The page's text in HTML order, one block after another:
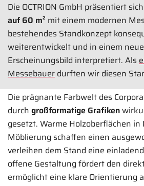
OCTRION GmbH Messestand
60 qm
IFAT 2026 | München
Die OCTRION GmbH präsentiert
auf 60 m² mit einem modernen
bestehendes Standkonzept
weiterentwickelt und in einem
Erscheinungsbild interpretiert. Als
Messebauer durften wir diesen
Die prägnante Farbwelt des
durch großformatige Grafiken
gesetzt. Warme Holzoberflächen in
Möblierung schaffen einen
verleihen dem Stand eine
offene Gestaltung fördert den
ermöglicht eine klare Orientierung